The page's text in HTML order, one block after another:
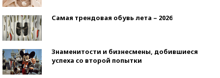
Самая трендовая обувь лета – 2026
Знаменитости и бизнесмены, добившиеся
успеха со второй попытки